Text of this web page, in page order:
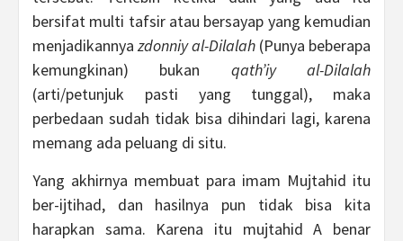
bersifat multi tafsir atau bersayap yang kemudian
menjadikannya zdonniy al-Dilalah (Punya beberapa
kemungkinan) bukan qath’iy al-Dilalah
(arti/petunjuk pasti yang tunggal), maka
perbedaan sudah tidak bisa dihindari lagi, karena
memang ada peluang di situ.
Yang akhirnya membuat para imam Mujtahid itu
ber-ijtihad, dan hasilnya pun tidak bisa kita
harapkan sama. Karena itu mujtahid A benar